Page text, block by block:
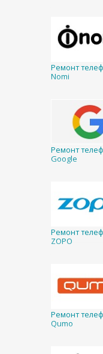
Ремонт
Nomi
Ремонт
Google
Ремонт
ZOPO
Ремонт
Qumo